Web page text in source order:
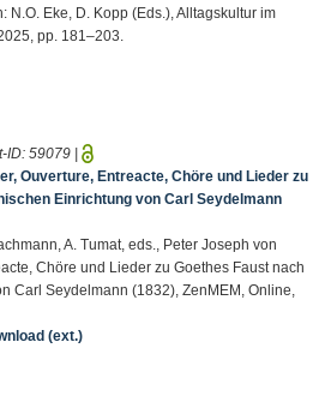
N.O. Eke, D. Kopp (Eds.), Alltagskultur im
pp. 181–203.
ID: 59079 |
Ouverture, Entreacte, Chöre und Lieder zu
Einrichtung von Carl Seydelmann
A. Tumat, eds., Peter Joseph von
Chöre und Lieder zu Goethes Faust nach
Carl Seydelmann (1832), ZenMEM, Online,
(ext.)